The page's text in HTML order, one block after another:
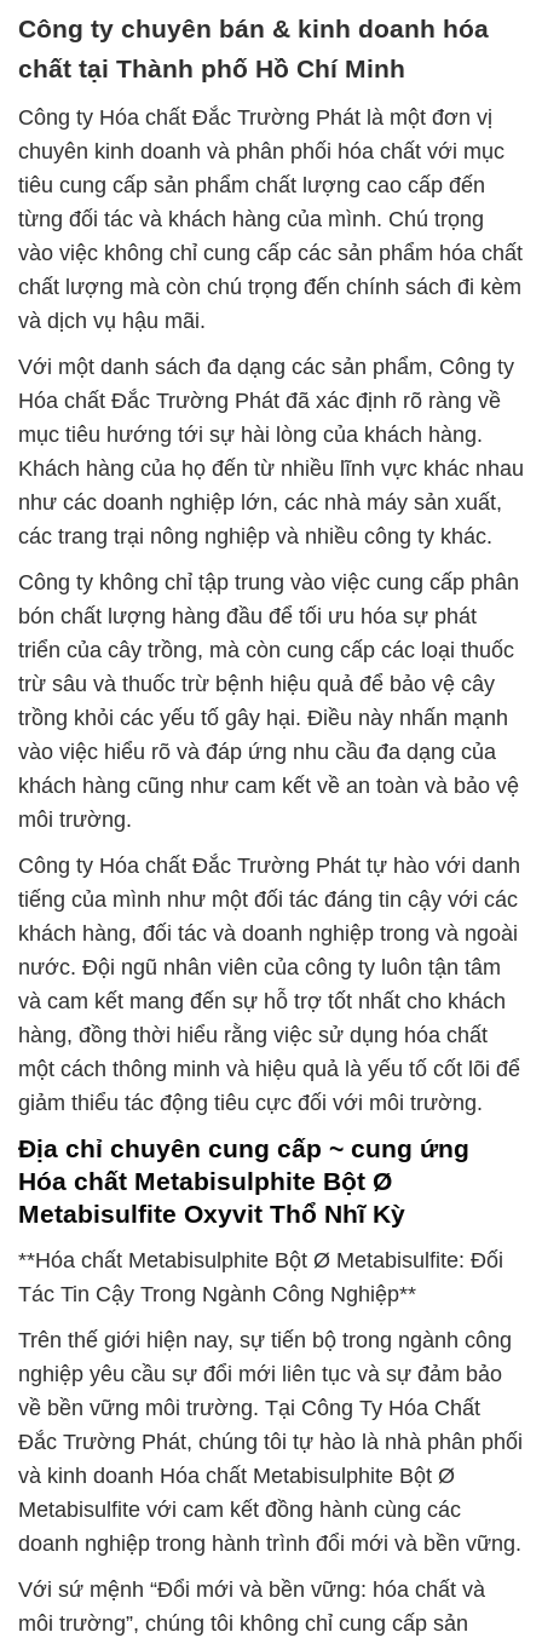
Công ty chuyên bán & kinh doanh hóa
chất tại Thành phố Hồ Chí Minh
Công ty Hóa chất Đắc Trường Phát là một đơn vị
chuyên kinh doanh và phân phối hóa chất với mục
tiêu cung cấp sản phẩm chất lượng cao cấp đến
từng đối tác và khách hàng của mình. Chú trọng
vào việc không chỉ cung cấp các sản phẩm hóa chất
chất lượng mà còn chú trọng đến chính sách đi kèm
và dịch vụ hậu mãi.
Với một danh sách đa dạng các sản phẩm, Công ty
Hóa chất Đắc Trường Phát đã xác định rõ ràng về
mục tiêu hướng tới sự hài lòng của khách hàng.
Khách hàng của họ đến từ nhiều lĩnh vực khác nhau
như các doanh nghiệp lớn, các nhà máy sản xuất,
các trang trại nông nghiệp và nhiều công ty khác.
Công ty không chỉ tập trung vào việc cung cấp phân
bón chất lượng hàng đầu để tối ưu hóa sự phát
triển của cây trồng, mà còn cung cấp các loại thuốc
trừ sâu và thuốc trừ bệnh hiệu quả để bảo vệ cây
trồng khỏi các yếu tố gây hại. Điều này nhấn mạnh
vào việc hiểu rõ và đáp ứng nhu cầu đa dạng của
khách hàng cũng như cam kết về an toàn và bảo vệ
môi trường.
Công ty Hóa chất Đắc Trường Phát tự hào với danh
tiếng của mình như một đối tác đáng tin cậy với các
khách hàng, đối tác và doanh nghiệp trong và ngoài
nước. Đội ngũ nhân viên của công ty luôn tận tâm
và cam kết mang đến sự hỗ trợ tốt nhất cho khách
hàng, đồng thời hiểu rằng việc sử dụng hóa chất
một cách thông minh và hiệu quả là yếu tố cốt lõi để
giảm thiểu tác động tiêu cực đối với môi trường.
Địa chỉ chuyên cung cấp ~ cung ứng
Hóa chất Metabisulphite Bột Ø
Metabisulfite Oxyvit Thổ Nhĩ Kỳ
**Hóa chất Metabisulphite Bột Ø Metabisulfite: Đối
Tác Tin Cậy Trong Ngành Công Nghiệp**
Trên thế giới hiện nay, sự tiến bộ trong ngành công
nghiệp yêu cầu sự đổi mới liên tục và sự đảm bảo
về bền vững môi trường. Tại Công Ty Hóa Chất
Đắc Trường Phát, chúng tôi tự hào là nhà phân phối
và kinh doanh Hóa chất Metabisulphite Bột Ø
Metabisulfite với cam kết đồng hành cùng các
doanh nghiệp trong hành trình đổi mới và bền vững.
Với sứ mệnh “Đổi mới và bền vững: hóa chất và
môi trường”, chúng tôi không chỉ cung cấp sản